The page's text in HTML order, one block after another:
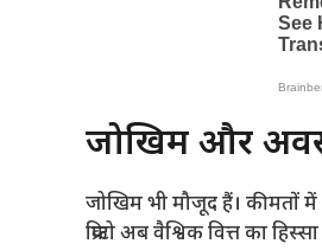
जोखिम और
जोखिम भी मौजूद हैं। कीमतों में
क्रिप्टो अब वैश्विक वित्त का